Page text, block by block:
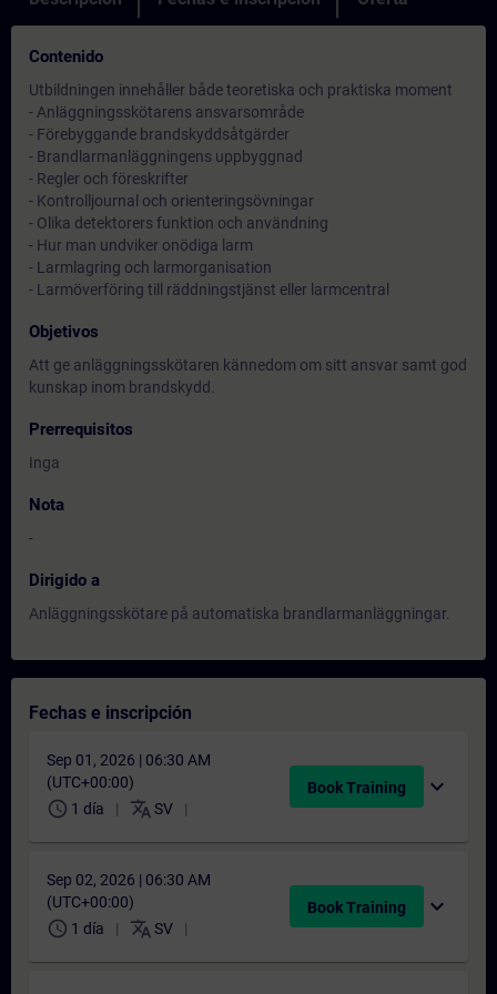
Contenido
Utbildningen innehåller både teoretiska och praktiska moment
- Anläggningsskötarens ansvarsområde
- Förebyggande brandskyddsåtgärder
- Brandlarmanläggningens uppbyggnad
- Regler och föreskrifter
- Kontrolljournal och orienteringsövningar
- Olika detektorers funktion och användning
- Hur man undviker onödiga larm
- Larmlagring och larmorganisation
- Larmöverföring till räddningstjänst eller larmcentral
Objetivos
Att ge anläggningsskötaren kännedom om sitt ansvar samt god
kunskap inom brandskydd.
Prerrequisitos
Inga
Nota
-
Dirigido a
Anläggningsskötare på automatiska brandlarmanläggningar.
Fechas e inscripción
Sep 01, 2026 | 06:30 AM
(UTC+00:00)
schedule 1 día translate SV
Book Training expand_more
Sep 02, 2026 | 06:30 AM
(UTC+00:00)
schedule 1 día translate SV
Book Training expand_more